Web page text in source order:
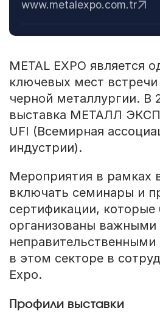
www.metalexpo.com.tr
METAL EXPO является
ключевых мест встречи
черной металлургии. В
выставка МЕТАЛЛ
UFI (Всемирная
индустрии).
Мероприятия в рамках
включать семинары и
сертификации, которые
организованы важными
в этом секторе в
Expo.
Профили выставки